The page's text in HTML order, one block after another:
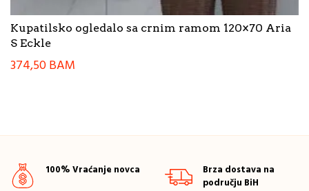
Kupatilsko ogledalo sa crnim ramom 120×70 Aria
S Eckle
374,50BAM
100% Vraćanje novca
Brza dostava na
području BiH